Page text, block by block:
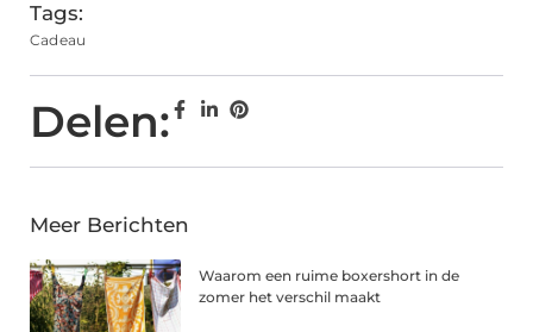
Tags:
Cadeau
Delen:
Meer Berichten
Waarom een ruime boxershort in de
zomer het verschil maakt